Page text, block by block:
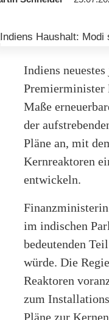
Indiens
Premierminister
Maße
der
Pläne an, mit
Kernreaktoren
entwickeln.
im indischen
bedeutenden
würde. Die
Reaktoren
zum
Pläne zur